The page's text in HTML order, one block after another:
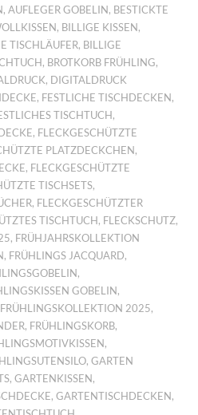
,AUFLEGER GOBELIN , BESTICKTE
, BILLIGE KISSEN ,
TISCHLÄUFER, BILLIGE
, BROTKORB FRÜHLING,
, DIGITALDRUCK
, FESTLICHE TISCHDECKEN ,
TISCHTUCH,
, FLECKGESCHÜTZTE
PLATZDECKCHEN ,
, FLECKGESCHÜTZTE
TISCHSETS,
, FLECKGESCHÜTZTER
TISCHTUCH , FLECKSCHUTZ,
, FRÜHJAHRSKOLLEKTION
, FRÜHLINGS JACQUARD,
,
GOBELIN ,
FRÜHLINGSKOLLEKTION 2025,
, FRÜHLINGSKORB,
,
,GARTEN
,GARTENKISSEN ,
,GARTENTISCHDECKEN ,